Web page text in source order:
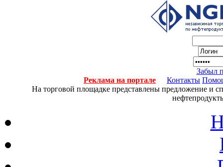
Забыл
Реклама на портале
Контакты
На торговой площадке представлены предложение и